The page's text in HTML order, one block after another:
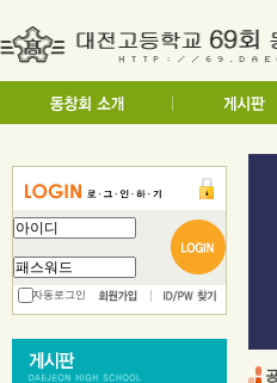
자동로그인